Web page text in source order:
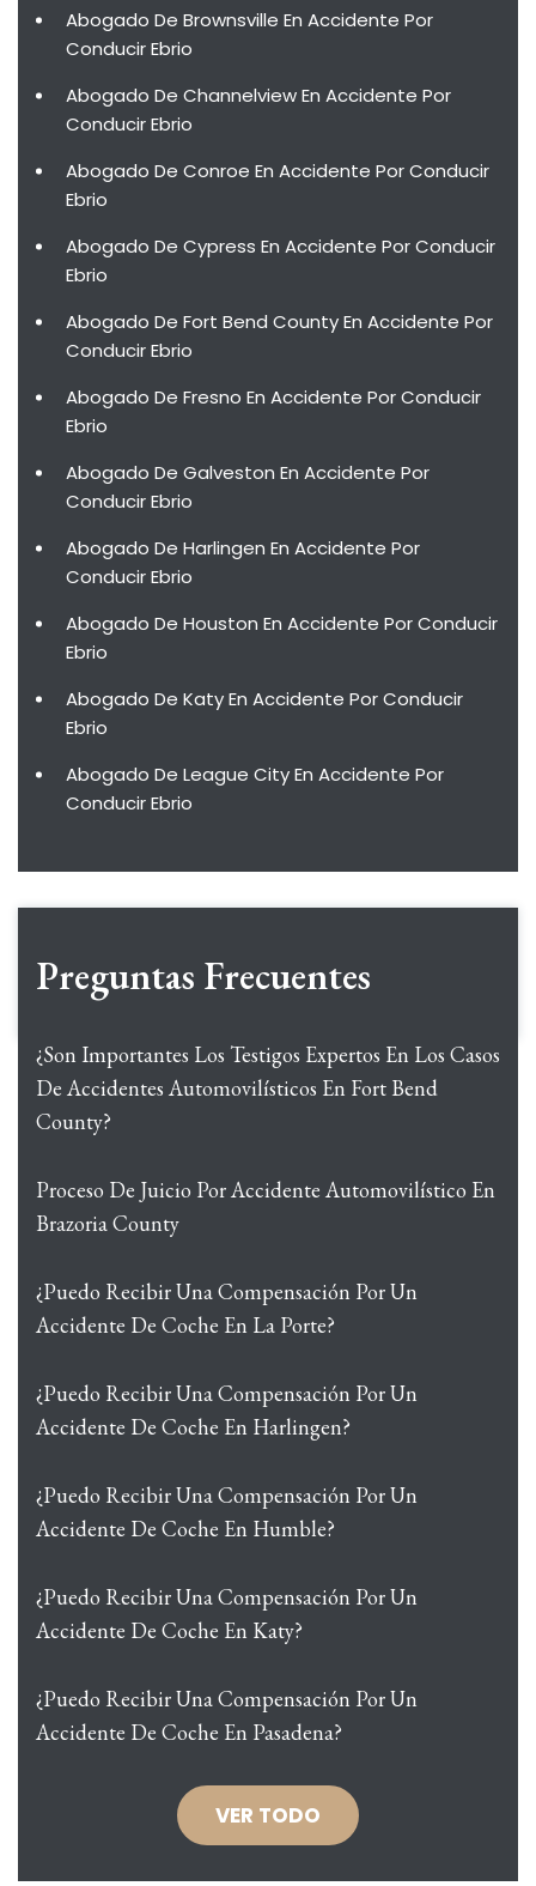
Abogado De Brownsville En Accidente Por
Conducir Ebrio
Abogado De Channelview En Accidente Por
Conducir Ebrio
Abogado De Conroe En Accidente Por Conducir
Ebrio
Abogado De Cypress En Accidente Por Conducir
Ebrio
Abogado De Fort Bend County En Accidente Por
Conducir Ebrio
Abogado De Fresno En Accidente Por Conducir
Ebrio
Abogado De Galveston En Accidente Por
Conducir Ebrio
Abogado De Harlingen En Accidente Por
Conducir Ebrio
Abogado De Houston En Accidente Por Conducir
Ebrio
Abogado De Katy En Accidente Por Conducir
Ebrio
Abogado De League City En Accidente Por
Conducir Ebrio
Preguntas Frecuentes
¿Son Importantes Los Testigos Expertos En Los Casos
De Accidentes Automovilísticos En Fort Bend
County?
Proceso De Juicio Por Accidente Automovilístico En
Brazoria County
¿Puedo Recibir Una Compensación Por Un
Accidente De Coche En La Porte?
¿Puedo Recibir Una Compensación Por Un
Accidente De Coche En Harlingen?
¿Puedo Recibir Una Compensación Por Un
Accidente De Coche En Humble?
¿Puedo Recibir Una Compensación Por Un
Accidente De Coche En Katy?
¿Puedo Recibir Una Compensación Por Un
Accidente De Coche En Pasadena?
VER TODO